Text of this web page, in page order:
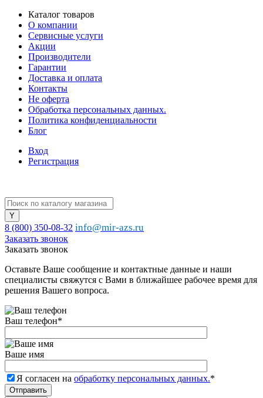
Каталог товаров
О компании
Сервисные услуги
Акции
Производители
Гарантии
Доставка и оплата
Контакты
Не оферта
Обработка персональных данных.
Политика конфиденциальности
Блог
Вход
Регистрация
8 (800) 350-08-32 info@mir-azs.ru
Заказать звонок
Заказать звонок
Оставьте Ваше сообщение и контактные данные и наши
специалисты свяжутся с Вами в ближайшее рабочее время для
решения Вашего вопроса.
Ваш телефон*
Ваше имя
Я согласен на обработку персональных данных.*